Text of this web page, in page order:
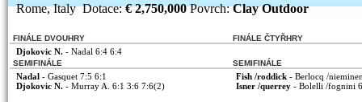
Rome, Italy Dotace:€ 2,750,000Povrch:Clay Outdoor
FINÁLE DVOUHRY
Djokovic N. - Nadal 6:4 6:4
FINÁLE ČTYŘHRY
SEMIFINÁLE
Nadal - Gasquet 7:5 6:1
Djokovic N. - Murray A. 6:1 3:6 7:6(2)
SEMIFINÁLE
Fish /roddick - Berlocq /
Isner /querrey - Bolelli /fognini